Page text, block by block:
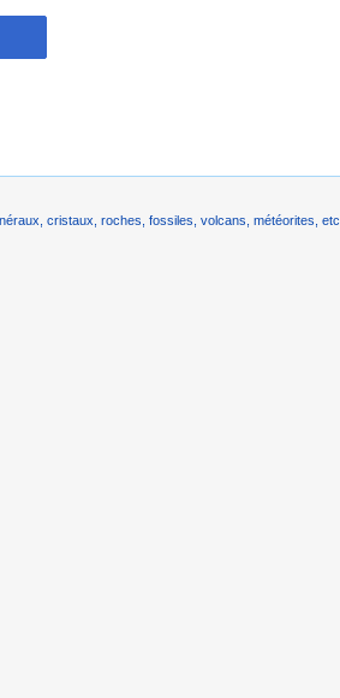
cristaux, roches, fossiles, volcans, météorites, etc.